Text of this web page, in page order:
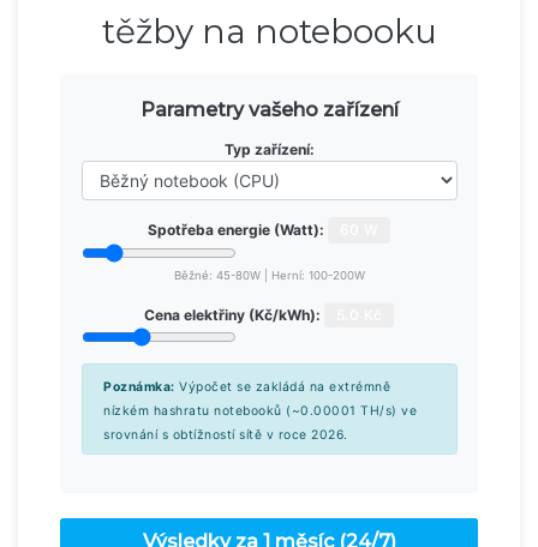
těžby na notebooku
Parametry vašeho zařízení
Typ zařízení:
Spotřeba energie (Watt):
Běžné: 45-80W | Herní: 100-200W
Cena elektřiny (Kč/kWh):
Poznámka: Výpočet se zakládá na extrémně
nízkém hashratu notebooků (~0.00001 TH/s) ve
srovnání s obtížností sítě v roce 2026.
Výsledky za 1 měsíc (24/7)